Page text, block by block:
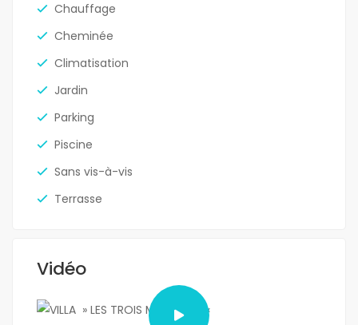
Chauffage
Cheminée
Climatisation
Jardin
Parking
Piscine
Sans vis-à-vis
Terrasse
Vidéo